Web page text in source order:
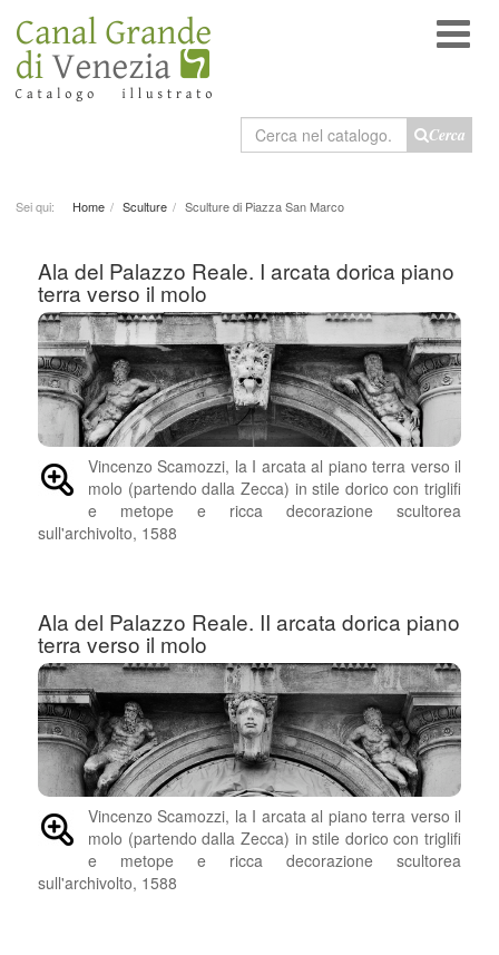
Cerca
Cerca
nel
Sei qui: Home Sculture Sculture di Piazza San Marco
Ala del Palazzo Reale. I arcata dorica piano
terra verso il molo
Vincenzo Scamozzi, la I arcata al piano terra verso il
molo (partendo dalla Zecca) in stile dorico con triglifi
e metope e ricca decorazione scultorea
sull'archivolto, 1588
Ala del Palazzo Reale. II arcata dorica piano
terra verso il molo
Vincenzo Scamozzi, la I arcata al piano terra verso il
molo (partendo dalla Zecca) in stile dorico con triglifi
e metope e ricca decorazione scultorea
sull'archivolto, 1588